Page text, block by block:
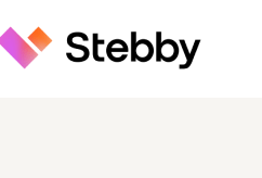
to
content